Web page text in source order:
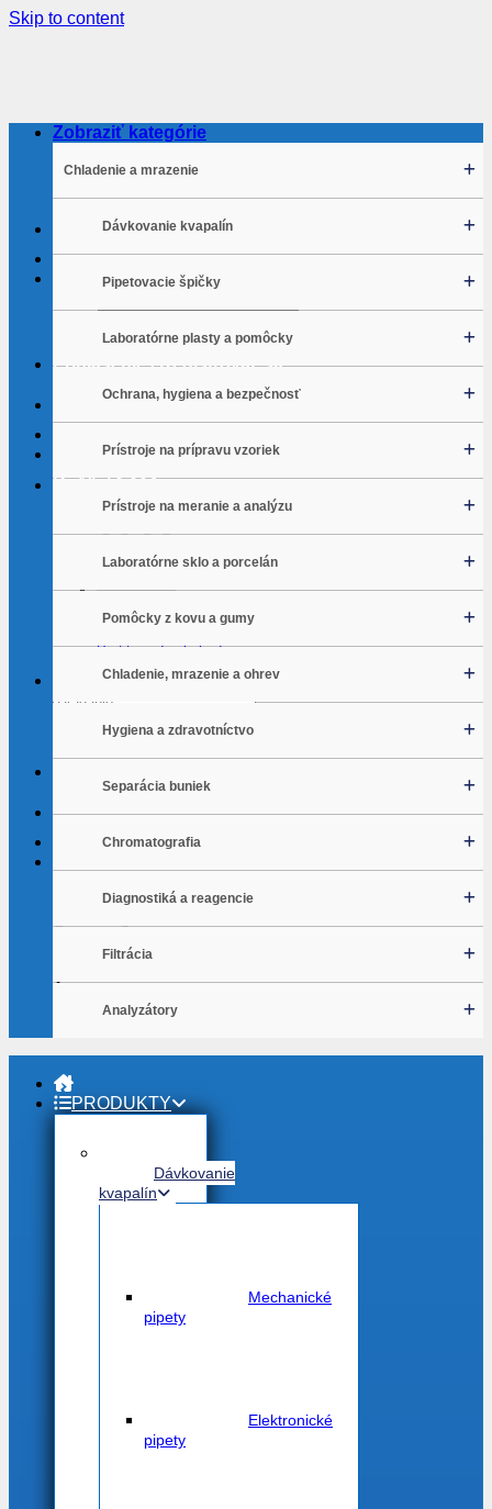
Skip to content
Hľadať:
Prihlásenie / Registrovať sa
Obľúbené položky
Rýchla objednávka
Košík /0.00€
Žiadne produkty v košíku.
Vrátiť sa do obchodu
Hľadať:
Zobraziť kategórie
Chladenie a mrazenie
Dávkovanie kvapalín
Pipetovacie špičky
Laboratórne plasty a pomôcky
Ochrana, hygiena a bezpečnosť
Prístroje na prípravu vzoriek
Prístroje na meranie a analýzu
Laboratórne sklo a porcelán
Pomôcky z kovu a gumy
Chladenie, mrazenie a ohrev
Hygiena a zdravotníctvo
Separácia buniek
Chromatografia
Diagnostiká a reagencie
Filtrácia
Analyzátory
PRODUKTY
Dávkovanie
kvapalín
Mechanické
pipety
Elektronické
pipety